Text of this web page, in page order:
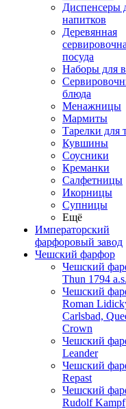
Диспенсеры
напитков
Деревянная
посуда
Наборы для
блюда
Менажницы
Мармиты
Тарелки для
Кувшины
Соусники
Креманки
Салфетницы
Икорницы
Супницы
Ещё
Императорский
фарфоровый завод
Чешский фарфор
Чешский
Thun 1794 a.s.
Чешский
Roman
Carlsbad,
Crown
Чешский
Leander
Чешский
Repast
Чешский
Rudolf Kampf